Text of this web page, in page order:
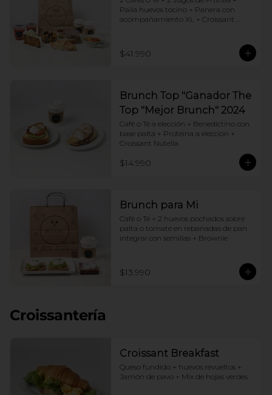
Paila huevos tocino + Panera con
acompañamiento XL + Croissant
$41.990
Brunch Top "Ganador The
Top "Mejor Brunch" 2024
Café o Té a elección + Benedictino con
base palta + Proteina a elección +
Croissant Nutella
$14.990
Brunch para Mi
Café o Té + 2 huevos pochados sobre
palta o tomate en rebanadas de pan
integral con semillas + Brownie
$13.990
Croissantería
Croissant Breakfast
Queso fundido + huevos revueltos +
Jamón de pavo + Mix de hojas verdes